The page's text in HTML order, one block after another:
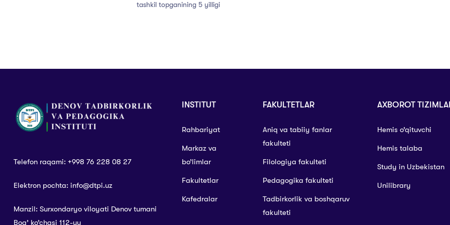
tashkil topganining 5 yilligi
Telefon raqami: +998 76 228 08 27
Elektron pochta: info@dtpi.uz
Manzil: Surxondaryo viloyati Denov tumani
Bog’ ko’chasi 112-uy
INSTITUT
Rahbariyat
Markaz va
bo’limlar
Fakultetlar
Kafedralar
FAKULTETLAR
Aniq va tabiiy fanlar
fakulteti
Filologiya fakulteti
Pedagogika fakulteti
Tadbirkorlik va boshqaruv
fakulteti
AXBOROT
Hemis o’qituvchi
Hemis talaba
Study in Uzbekistan
Unilibrary